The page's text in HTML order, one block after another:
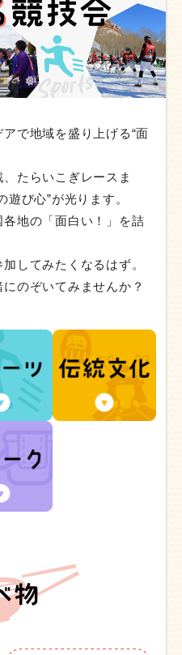
で地域を盛り上げる“面
たらいこぎレースま
び心”が光ります。
地の「面白い！」を詰
してみたくなるはず。
のぞいてみませんか？